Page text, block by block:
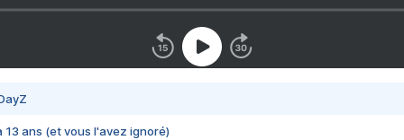
13 ans (et vous l'avez ignoré)